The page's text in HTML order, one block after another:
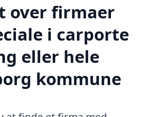
over firmaer
i carporte
eller hele
kommune